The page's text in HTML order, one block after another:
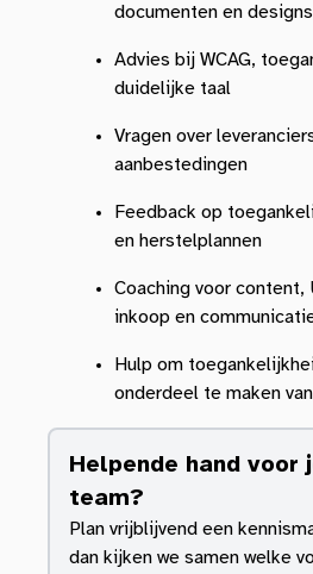
documenten en designs
Advies bij WCAG,
duidelijke taal
Vragen over
aanbestedingen
Feedback op
en herstelplannen
Coaching voor content,
inkoop en
Hulp om
onderdeel te maken
Helpende hand voor
team?
Plan vrijblijvend een
dan kijken we samen welke